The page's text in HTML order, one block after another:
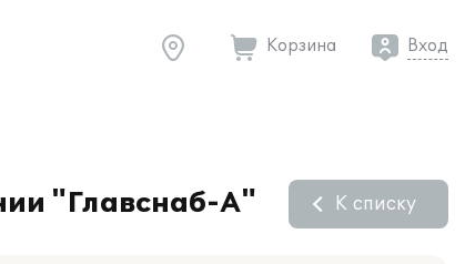
Корзина Вход
"Главснаб-А" К списку